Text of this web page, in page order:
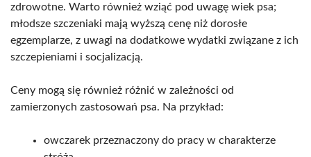
zdrowotne. Warto również wziąć pod uwagę wiek psa;
młodsze szczeniaki mają wyższą cenę niż dorosłe
egzemplarze, z uwagi na dodatkowe wydatki związane z ich
szczepieniami i socjalizacją.
Ceny mogą się również różnić w zależności od
zamierzonych zastosowań psa. Na przykład:
owczarek przeznaczony do pracy w charakterze